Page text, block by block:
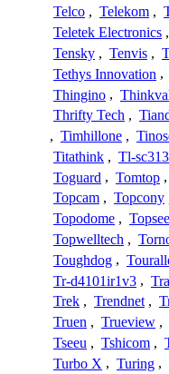
Telco , Telekom ,
Teletek Electronics ,
Tensky , Tenvis ,
Tethys Innovation ,
Thingino ,
Thrifty Tech ,
, Timhillone ,
Titathink , Tl-
Toguard , Tomtop ,
Topcam , Topcony
Topodome , Topsee
Topwelltech ,
Toughdog ,
Tr-d4101ir1v3 ,
Trek , Trendnet ,
Truen , Trueview ,
Tseeu , Tshicom ,
Turbo X , Turing ,